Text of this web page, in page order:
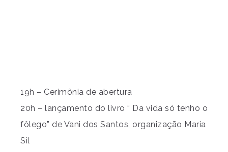
19h – Cerimônia de abertura
20h – lançamento do livro “ Da vida só tenho o
fôlego” de Vani dos Santos, organização Maria
Sil